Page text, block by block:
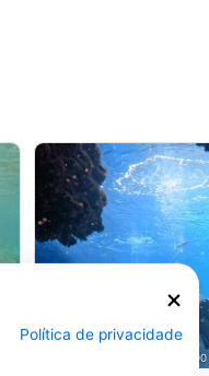
SIGALA DIVING SCHOOL,
Política de privacidade